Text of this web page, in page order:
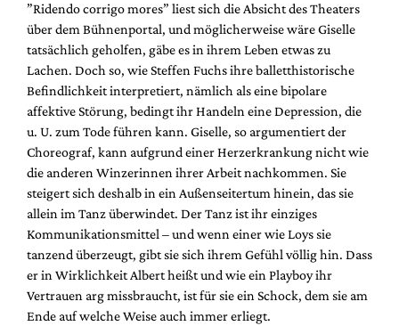
Alle Hefte
Leseproben
Podcast
Service
Shop / Abo
Newsletter
Redaktion
Autor:innen
Partner
Mediadaten
Suche
”Ridendo corrigo mores” liest sich die Absicht des Theaters
über dem Bühnenportal, und möglicherweise wäre Giselle
tatsächlich geholfen, gäbe es in ihrem Leben etwas zu
Lachen. Doch so, wie Steffen Fuchs ihre balletthistorische
Befindlichkeit interpretiert, nämlich als eine bipolare
affektive Störung, bedingt ihr Handeln eine Depression, die
u. U. zum Tode führen kann. Giselle, so argumentiert der
Choreograf, kann aufgrund einer Herzerkrankung nicht wie
die anderen Winzerinnen ihrer Arbeit nachkommen. Sie
steigert sich deshalb in ein Außenseitertum hinein, das sie
allein im Tanz überwindet. Der Tanz ist ihr einziges
Kommunikationsmittel – und wenn einer wie Loys sie
tanzend überzeugt, gibt sie sich ihrem Gefühl völlig hin. Dass
er in Wirklichkeit Albert heißt und wie ein Playboy ihr
Vertrauen arg missbraucht, ist für sie ein Schock, dem sie am
Ende auf welche Weise auch immer erliegt.